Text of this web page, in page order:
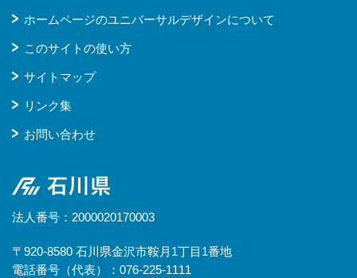
ホームページのユニバーサルデザインについて
このサイトの使い方
サイトマップ
リンク集
お問い合わせ
石川県
法人番号：2000020170003
〒920-8580 石川県金沢市鞍月1丁目1番地
電話番号（代表）：076-225-1111